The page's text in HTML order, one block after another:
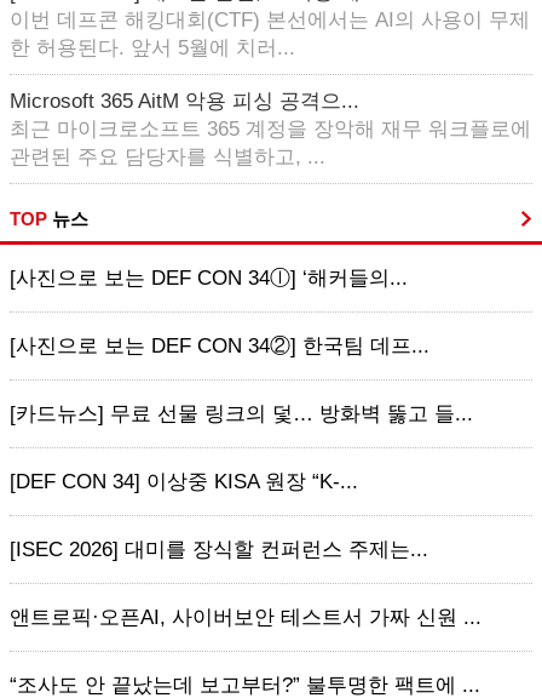
이번 데프콘 해킹대회(CTF) 본선에서는 AI의 사용이 무제
한 허용된다. 앞서 5월에 치러...
Microsoft 365 AitM 악용 피싱 공격으...
최근 마이크로소프트 365 계정을 장악해 재무 워크플로에
관련된 주요 담당자를 식별하고, ...
TOP 뉴스
[사진으로 보는 DEF CON 34ⓛ] ‘해커들의...
[사진으로 보는 DEF CON 34②] 한국팀 데프...
[카드뉴스] 무료 선물 링크의 덫… 방화벽 뚫고 들...
[DEF CON 34] 이상중 KISA 원장 “K-...
[ISEC 2026] 대미를 장식할 컨퍼런스 주제는...
앤트로픽·오픈AI, 사이버보안 테스트서 가짜 신원 ...
“조사도 안 끝났는데 보고부터?” 불투명한 팩트에 ...